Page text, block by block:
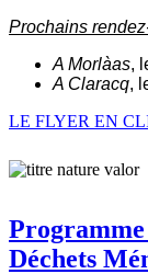
Prochains
A Morlàas,
A Claracq,
LE FLYER EN
Déchets